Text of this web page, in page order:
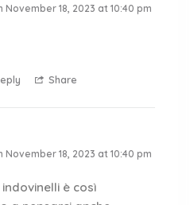
18, 2023 at 10:40 pm
Share
18, 2023 at 10:40 pm
è così